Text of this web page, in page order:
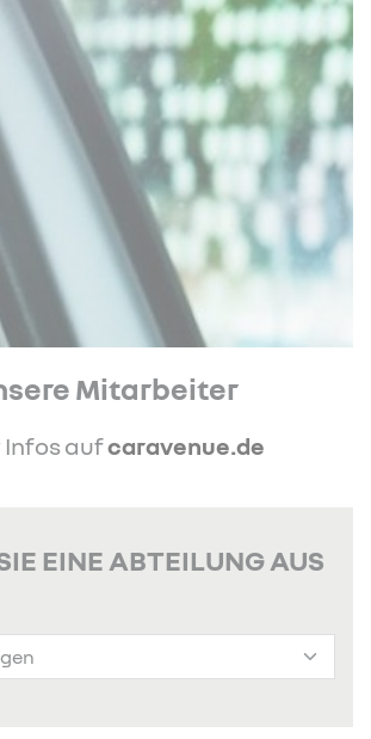
Mitarbeiter
Infos aufcaravenue.de
EINE ABTEILUNG AUS